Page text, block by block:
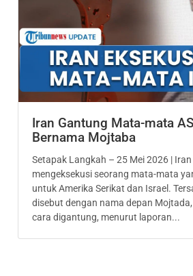
Iran Gantung Mata-mata
Bernama Mojtaba
Setapak Langkah – 25 Mei 2026 |
mengeksekusi seorang mata-mata
untuk Amerika Serikat dan Israel.
disebut dengan nama depan
cara digantung, menurut laporan...